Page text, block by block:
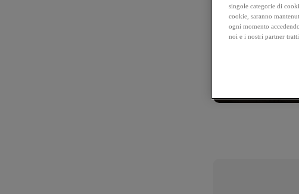
singole categorie di
cookie, saranno
ogni momento
noi e i nostri partner